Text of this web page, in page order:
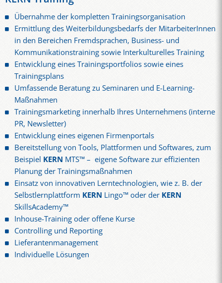
Übernahme der kompletten Trainingsorganisation
Ermittlung des Weiterbildungsbedarfs der MitarbeiterInnen
in den Bereichen Fremdsprachen, Business- und
Kommunikationstraining sowie Interkulturelles Training
Entwicklung eines Trainingsportfolios sowie eines
Trainingsplans
Umfassende Beratung zu Seminaren und E-Learning-
Maßnahmen
Trainingsmarketing innerhalb Ihres Unternehmens (interne
PR, Newsletter)
Entwicklung eines eigenen Firmenportals
Bereitstellung von Tools, Plattformen und Softwares, zum
Beispiel KERN MTS™ – eigene Software zur effizienten
Planung der Trainingsmaßnahmen
Einsatz von innovativen Lerntechnologien, wie z. B. der
Selbstlernplattform KERN Lingo™ oder der KERN
SkillsAcademy™
Inhouse-Training oder offene Kurse
Controlling und Reporting
Lieferantenmanagement
Individuelle Lösungen